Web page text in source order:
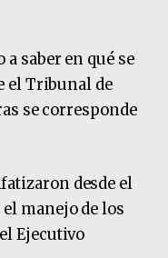
saber en qué se
el Tribunal de
se corresponde
desde el
manejo de los
Ejecutivo